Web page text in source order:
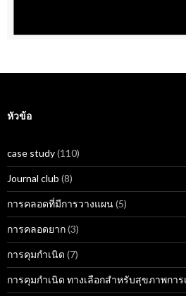
หัวข้อ
case study(110)
Journal club (8)
การคลอดที่มีการวางแผน(5)
การคลอดยาก(3)
การคุมกำเนิด (7)
การคุมกำเนิด ทางเลือกสำหรับสุขภาพกา